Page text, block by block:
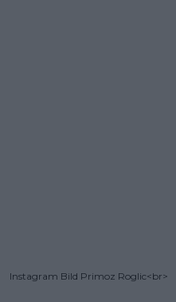
Instagram Bild Primoz Roglic<br>